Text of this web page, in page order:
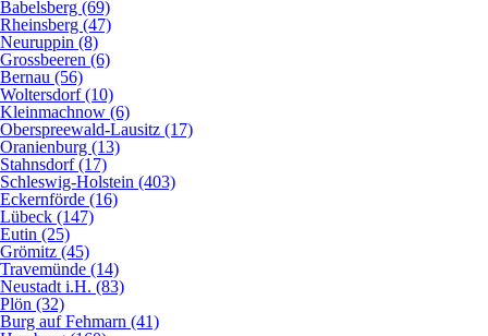
Babelsberg (69)
Rheinsberg (47)
Neuruppin (8)
Grossbeeren (6)
Bernau (56)
Woltersdorf (10)
Kleinmachnow (6)
Oberspreewald-Lausitz (17)
Oranienburg (13)
Stahnsdorf (17)
Schleswig-Holstein (403)
Eckernförde (16)
Lübeck (147)
Eutin (25)
Grömitz (45)
Travemünde (14)
Neustadt i.H. (83)
Plön (32)
Burg auf Fehmarn (41)